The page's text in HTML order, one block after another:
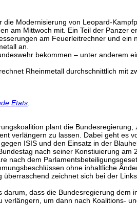
Modernisierung von Leopard-
am Mittwoch mit. Ein Teil der Panzer
am Feuerleitrechner und ein
an.
bekommen – unter anderem
Rheinmetall durchschnittlich mit
Etats.
plant die
verlängern zu lassen. Dabei geht es
ISIS und den Einsatz in der
nach seiner Konstiuierung am
nach dem
ohne inhaltliche
zeichnet sich bei der
dass die Bundesregierung dem
um dann nach Koalitions-